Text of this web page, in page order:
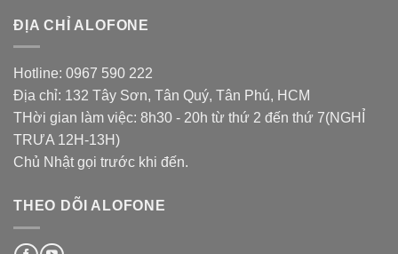
ĐỊA CHỈ ALOFONE
Hotline: 0967 590 222
Địa chỉ: 132 Tây Sơn, Tân Quý, Tân Phú, HCM
THời gian làm việc: 8h30 - 20h từ thứ 2 đến thứ 7(NGHỈ
TRƯA 12H-13H)
Chủ Nhật gọi trước khi đến.
THEO DÕI ALOFONE